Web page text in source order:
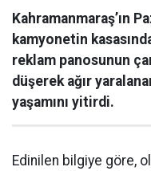
Kahramanmaraş’ın
kamyonetin
reklam panosunun
düşerek ağır
yaşamını yitirdi.
Edinilen bilgiye göre,